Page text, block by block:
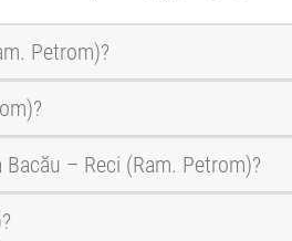
Petrom)?
– Reci (Ram. Petrom)?